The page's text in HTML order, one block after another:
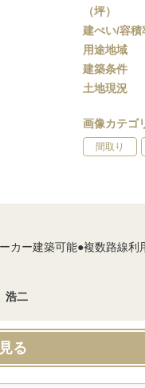
（坪）
建ぺい/容積
用途地域
建築条件
土地現況
画像カテゴ
間取り
ー建築可能●複数路線
浩二
る